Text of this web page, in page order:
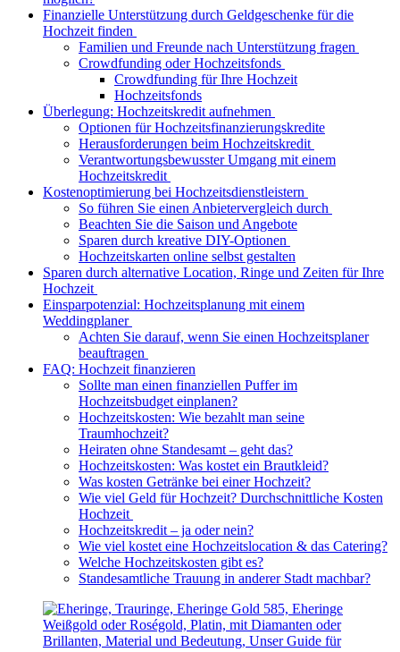
Finanzielle Unterstützung durch Geldgeschenke für die
Hochzeit finden
Familien und Freunde nach Unterstützung fragen
Crowdfunding oder Hochzeitsfonds
Crowdfunding für Ihre Hochzeit
Hochzeitsfonds
Überlegung: Hochzeitskredit aufnehmen
Optionen für Hochzeitsfinanzierungskredite
Herausforderungen beim Hochzeitskredit
Verantwortungsbewusster Umgang mit einem
Hochzeitskredit
Kostenoptimierung bei Hochzeitsdienstleistern
So führen Sie einen Anbietervergleich durch
Beachten Sie die Saison und Angebote
Sparen durch kreative DIY-Optionen
Hochzeitskarten online selbst gestalten
Sparen durch alternative Location, Ringe und Zeiten für Ihre
Hochzeit
Einsparpotenzial: Hochzeitsplanung mit einem
Weddingplaner
Achten Sie darauf, wenn Sie einen Hochzeitsplaner
beauftragen
FAQ: Hochzeit finanzieren
Sollte man einen finanziellen Puffer im
Hochzeitsbudget einplanen?
Hochzeitskosten: Wie bezahlt man seine
Traumhochzeit?
Heiraten ohne Standesamt – geht das?
Hochzeitskosten: Was kostet ein Brautkleid?
Was kosten Getränke bei einer Hochzeit?
Wie viel Geld für Hochzeit? Durchschnittliche Kosten
Hochzeit
Hochzeitskredit – ja oder nein?
Wie viel kostet eine Hochzeitslocation & das Catering?
Welche Hochzeitskosten gibt es?
Standesamtliche Trauung in anderer Stadt machbar?